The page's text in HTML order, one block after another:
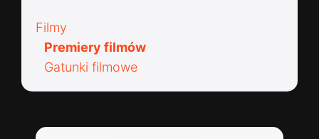
Filmy
Premiery filmów
Gatunki filmowe